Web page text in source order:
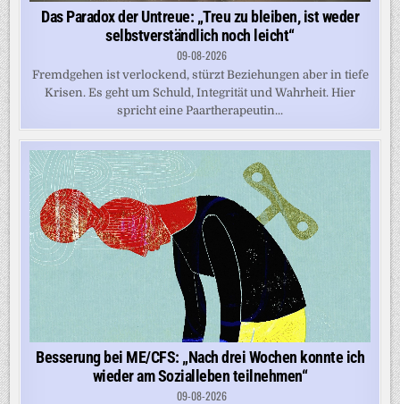
Das Paradox der Untreue: „Treu zu bleiben, ist weder
selbstverständlich noch leicht“
09-08-2026
Fremdgehen ist verlockend, stürzt Beziehungen aber in tiefe
Krisen. Es geht um Schuld, Integrität und Wahrheit. Hier
spricht eine Paartherapeutin...
Besserung bei ME/CFS: „Nach drei Wochen konnte ich
wieder am Sozialleben teilnehmen“
09-08-2026